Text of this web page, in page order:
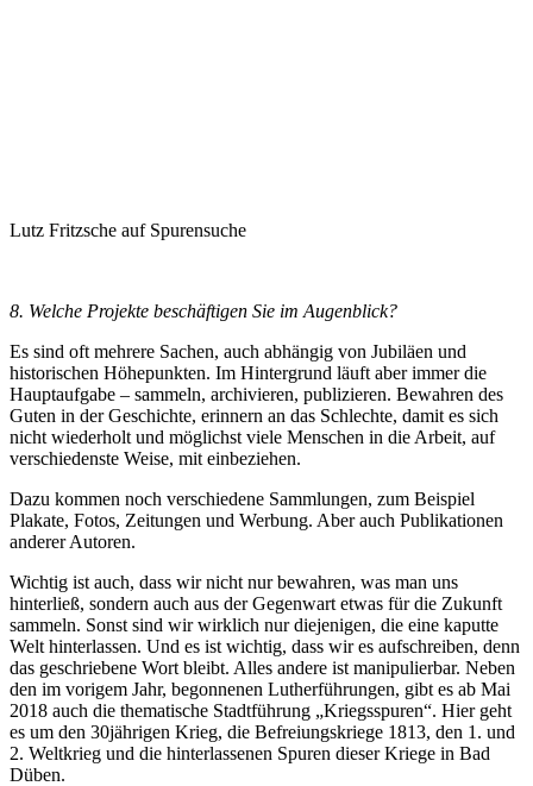
Lutz Fritzsche auf Spurensuche
8. Welche Projekte beschäftigen Sie im Augenblick?
Es sind oft mehrere Sachen, auch abhängig von Jubiläen und
historischen Höhepunkten. Im Hintergrund läuft aber immer die
Hauptaufgabe – sammeln, archivieren, publizieren. Bewahren des
Guten in der Geschichte, erinnern an das Schlechte, damit es sich
nicht wiederholt und möglichst viele Menschen in die Arbeit, auf
verschiedenste Weise, mit einbeziehen.
Dazu kommen noch verschiedene Sammlungen, zum Beispiel
Plakate, Fotos, Zeitungen und Werbung. Aber auch Publikationen
anderer Autoren.
Wichtig ist auch, dass wir nicht nur bewahren, was man uns
hinterließ, sondern auch aus der Gegenwart etwas für die Zukunft
sammeln. Sonst sind wir wirklich nur diejenigen, die eine kaputte
Welt hinterlassen. Und es ist wichtig, dass wir es aufschreiben, denn
das geschriebene Wort bleibt. Alles andere ist manipulierbar. Neben
den im vorigem Jahr, begonnenen Lutherführungen, gibt es ab Mai
2018 auch die thematische Stadtführung „Kriegsspuren“. Hier geht
es um den 30jährigen Krieg, die Befreiungskriege 1813, den 1. und
2. Weltkrieg und die hinterlassenen Spuren dieser Kriege in Bad
Düben.